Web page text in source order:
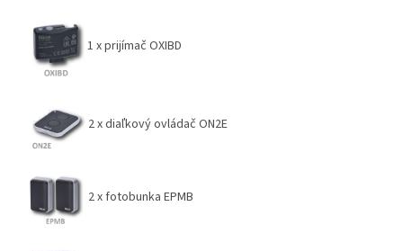
1 x prijímač OXIBD
2 x diaľkový ovládač ON2E
2 x fotobunka EPMB